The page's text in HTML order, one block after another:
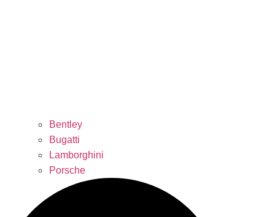
Bentley
Bugatti
Lamborghini
Porsche